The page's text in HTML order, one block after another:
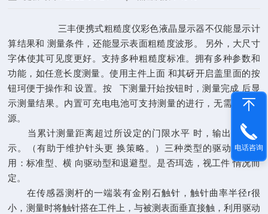
三丰便携式粗糙度仪彩色液晶显示器不仅能显示计
算结果和 测量条件，还能显示表面粗糙度波形。 另外，大尺寸
字体使其可见度更好。支持多种粗糙度标准。拥有多种参数和
功能，如任意长度测量。使用主件上面 和其砑开启盖里面的按
钮珂便于操作和 设置。按 下测量幵始按钮时，测量完成 后显
示测量结果。内置可充电电池可支持测量的进行，无需外部电
源。
当累计测量距离超过所设定的门限水平 时，输出报警显
示。（有助于维护针头更 换策略。）三种类型的驱动装置可
用：标准型、横 向驱动型和退避型。是否珥选，视工件 情况而
定。
在传感器测杆的一端装有金刚石触针，触针曲率半径r很
小，测量时将触针搭在工件上，与被测表面垂直接触，利用驱动
电话咨询